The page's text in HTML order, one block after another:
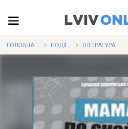
ПУБЛІКАЦІЇ
ГОЛОВНА ПОДІЇ ЛІТЕРАТУРА